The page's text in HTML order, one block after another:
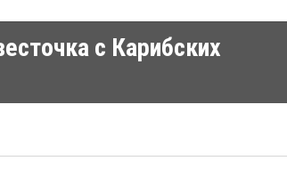
с Карибских